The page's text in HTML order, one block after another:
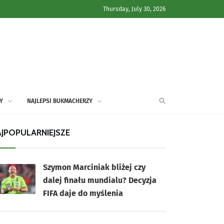
Thursday, July 30, 2026
NAJLEPSI BUKMACHERZY
Szymon Marciniak bliżej czy
dalej finału mundialu? Decyzja
FIFA daje do myślenia